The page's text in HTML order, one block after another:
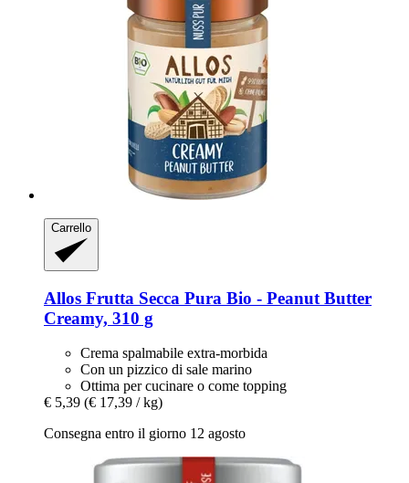
Carrello
Allos Frutta Secca Pura Bio -​ Peanut Butter
Creamy, 310 g
Crema spalmabile extra-morbida
Con un pizzico di sale marino
Ottima per cucinare o come topping
€ 5,39 (€ 17,39 / kg)
Consegna entro il giorno 12 agosto